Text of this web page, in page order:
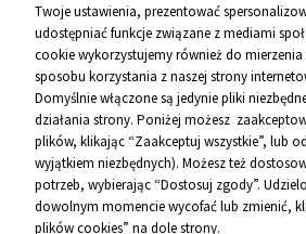
Pomoc
Informacje
O firmie
Kontakt
12 656 10 26
Twoje ustawienia, prezentować
udostępniać funkcje związane z mediami
cookie wykorzystujemy również do
sposobu korzystania z naszej strony
Domyślnie włączone są jedynie pliki
działania strony. Poniżej możesz
plików, klikając “Zaakceptuj wszystkie”, lub
wyjątkiem niezbędnych). Możesz też
potrzeb, wybierając “Dostosuj zgody”.
dowolnym momencie wycofać lub zmienić,
plików cookies” na dole strony.